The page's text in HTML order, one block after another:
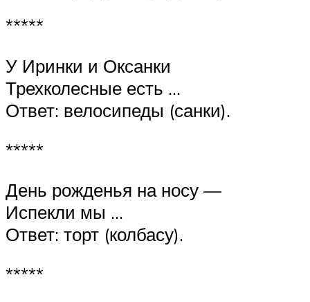
*****
У Иринки и Оксанки
Трехколесные есть …
Ответ: велосипеды (санки).
*****
День рожденья на носу —
Испекли мы …
Ответ: торт (колбасу).
*****